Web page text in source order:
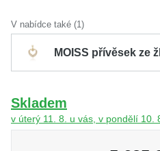
V nabídce také (1)
MOISS přívěsek ze
Skladem
v úterý 11. 8. u vás, v pondělí 10.